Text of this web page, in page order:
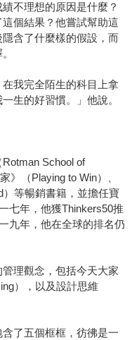
不理想的原因是什麼？
個結果？他嘗試幫助這
含了什麼樣的假設，而
在我完全陌生的科目上拿
生的好習慣。」他說。
School of
》（Playing to Win）、
）等暢銷書籍，並擔任寶
七年，他獲Thinkers50推
九年，他在全球的排名仍
理觀念，包括今天大家
），以及設計思維
了五個框框，彷彿是一